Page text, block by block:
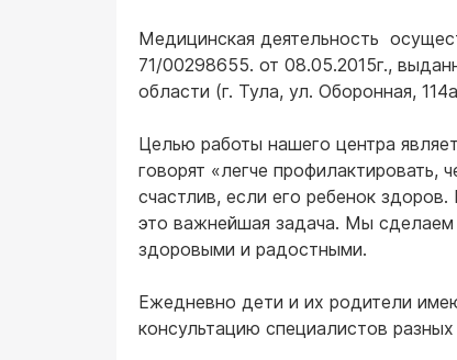
Медицинская деятельность
71/00298655. от 08.05.2015г.,
области (г. Тула, ул. Оборонная,
Целью работы нашего центра
говорят «легче профилактировать,
счастлив, если его ребенок
это важнейшая задача. Мы
здоровыми и радостными.
Ежедневно дети и их родители
консультацию специалистов